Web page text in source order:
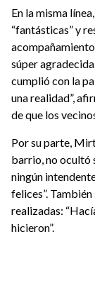
En la misma
“fantásticas” y
súper
cumplió con la
una realidad”,
de que los
Por su parte,
barrio, no ocultó
ningún
felices”.
realizadas:
hicieron”.